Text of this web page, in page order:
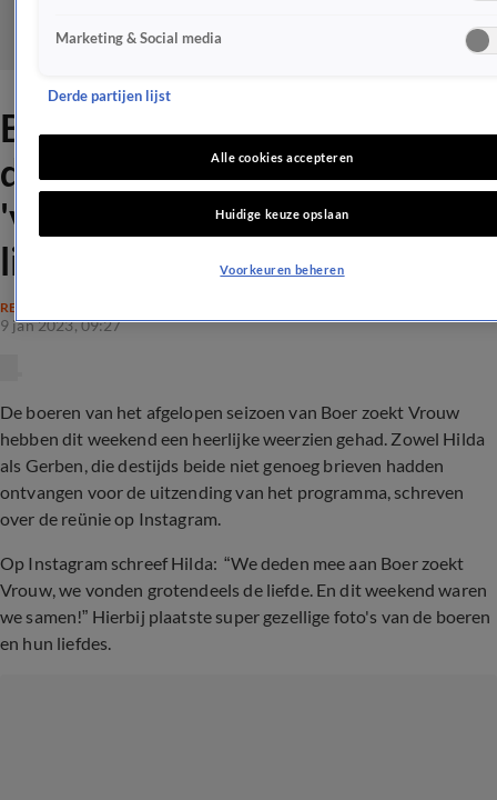
Boer zoekt Vrouw-
deelnemers hielden reünie:
'vonden grotendeels de
liefde'
REALITY
9 jan 2023, 09:27
De boeren van het afgelopen seizoen van Boer zoekt Vrouw
hebben dit weekend een heerlijke weerzien gehad. Zowel Hilda
als Gerben, die destijds beide niet genoeg brieven hadden
ontvangen voor de uitzending van het programma, schreven
over de reünie op Instagram.
Op Instagram schreef Hilda: “We deden mee aan Boer zoekt
Vrouw, we vonden grotendeels de liefde. En dit weekend waren
we samen!” Hierbij plaatste super gezellige foto's van de boeren
en hun liefdes.
Marketing & Social media
Derde partijen lijst
Alle cookies accepteren
Huidige keuze opslaan
Voorkeuren beheren